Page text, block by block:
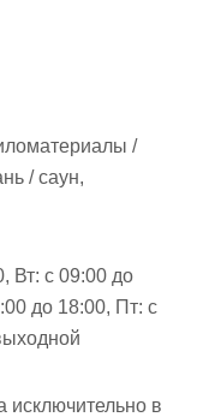
/
/ саун,
Вт: с 09:00 до
до 18:00, Пт: с
в